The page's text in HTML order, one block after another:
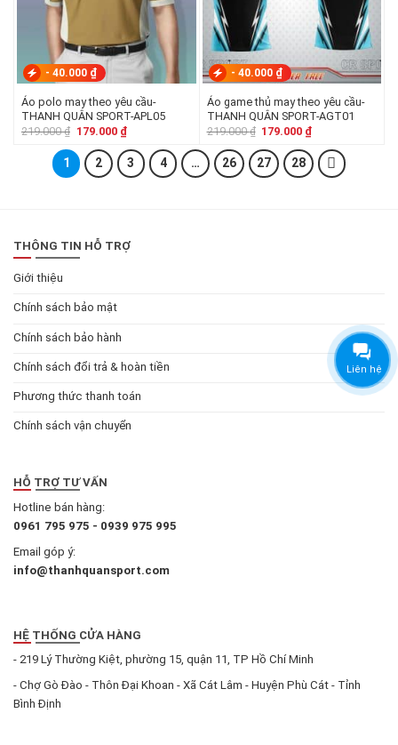
- 40.000 ₫
Áo polo may theo yêu cầu-
THANH QUÂN SPORT-APL05
219.000₫ Giá
là:
219.000 ₫.
179.000 ₫Giá
hiện
tại
là:
179.000 ₫.
- 40.000 ₫
Áo game thủ may theo yêu cầu-
THANH QUÂN SPORT-AGT01
219.000₫ Giá
là:
219.000 ₫.
179.000 ₫Giá
tại
là:
179.000 ₫.
1 2 3 4 … 26 27 28
THÔNG TIN HỖ TRỢ
Giới thiệu
Chính sách bảo mật
Chính sách bảo hành
Chính sách đổi trả & hoàn tiền
Phương thức thanh toán
Chính sách vận chuyển
HỖ TRỢ TƯ VẤN
Hotline bán hàng:
0961 795 975 - 0939 975 995
Email góp ý:
info@thanhquansport.com
HỆ THỐNG CỬA HÀNG
- 219 Lý Thường Kiệt, phường 15, quận 11, TP Hồ Chí Minh
- Chợ Gò Đào - Thôn Đại Khoan - Xã Cát Lâm - Huyện Phù Cát - Tỉnh
Bình Định
Liên hệ